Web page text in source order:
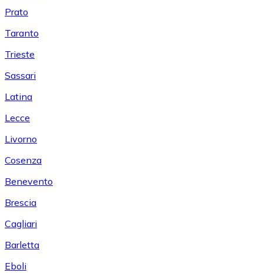
Prato
Taranto
Trieste
Sassari
Latina
Lecce
Livorno
Cosenza
Benevento
Brescia
Cagliari
Barletta
Eboli